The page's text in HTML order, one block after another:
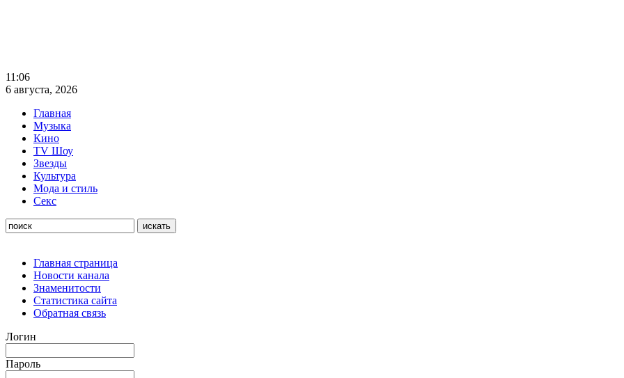
11:06
6 августа, 2026
Главная
Музыка
Кино
TV Шоу
Звезды
Культура
Мода и стиль
Секс
Главная страница
Новости канала
Знаменитости
Статистика сайта
Обратная связь
Логин
Пароль